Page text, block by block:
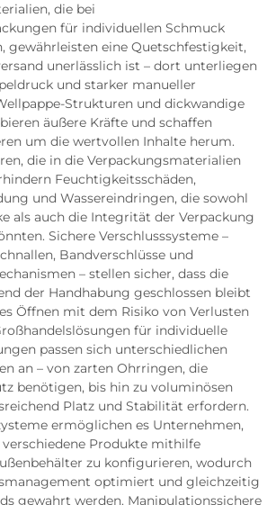
die bei
für individuellen Schmuck
gewährleisten eine Quetschfestigkeit,
unerlässlich ist – dort unterliegen
und starker manueller
Strukturen und dickwandige
äußere Kräfte und schaffen
um die wertvollen Inhalte herum.
die in die Verpackungsmaterialien
Feuchtigkeitsschäden,
und Wassereindringen, die sowohl
als auch die Integrität der Verpackung
Sichere Verschlusssysteme –
Bandverschlüsse und
– stellen sicher, dass die
der Handhabung geschlossen bleibt
Öffnen mit dem Risiko von Verlusten
für individuelle
passen sich unterschiedlichen
an – von zarten Ohrringen, die
benötigen, bis hin zu voluminösen
Platz und Stabilität erfordern.
ermöglichen es Unternehmen,
Produkte mithilfe
zu konfigurieren, wodurch
optimiert und gleichzeitig
gewahrt werden. Manipulationssichere